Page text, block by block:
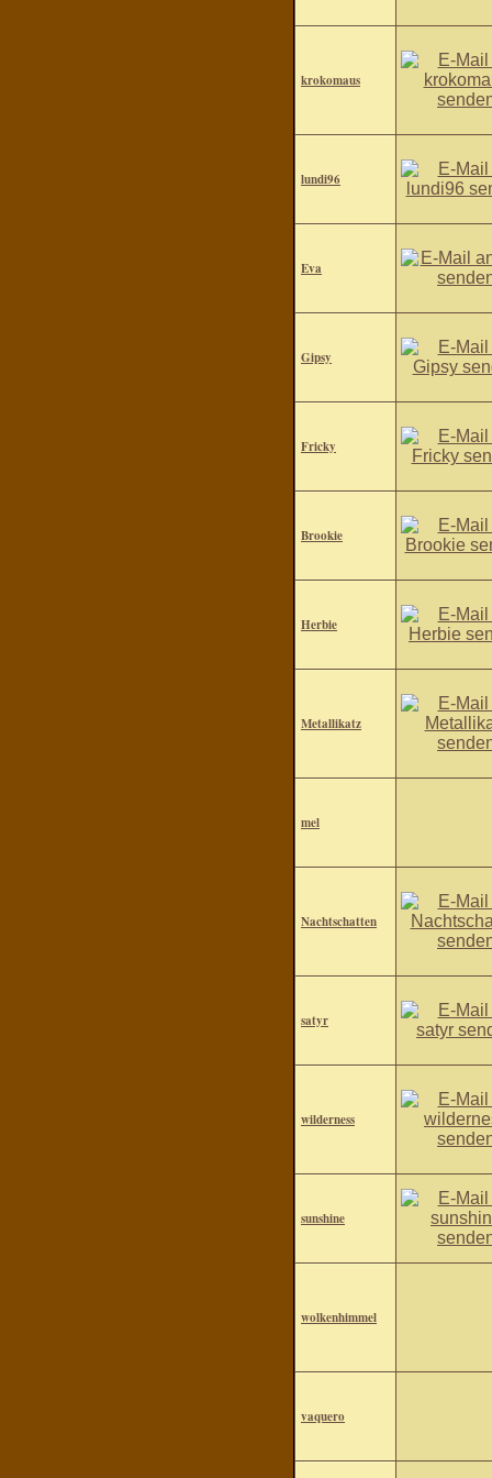
krokomaus
lundi96
Eva
Gipsy
Fricky
Brookie
Herbie
Metallikatz
mel
Nachtschatten
satyr
wilderness
sunshine
wolkenhimmel
vaquero